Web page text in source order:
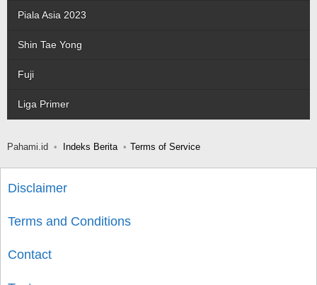
Piala Asia 2023
Shin Tae Yong
Fuji
Liga Primer
Pahami.id Indeks Berita Terms of Service
Disclaimer
Terms and Conditions
Contact